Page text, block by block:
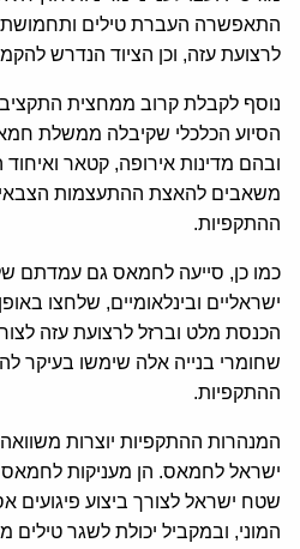
התאפשרה העברת טילים
לרצועת עזה, וכן הציוד הנדרש
נוסף לקבלת קרוב ממחצית
הסיוע הכלכלי שקיבלה ממשלת
ובהם מדינות אירופה, קטאר ואיחוד
משאבים להאצת ההתעצמות
ההתקפיות.
כמו כן, סייעה לחמאס גם עמדתם של
ישראליים ובינלאומיים, שלחצו
הכנסת מלט וברזל לרצועת עזה
שחומרי בנייה אלה שימשו בעיקר
ההתקפיות.
המנהרות ההתקפיות יוצרות
ישראל לחמאס. הן מעניקות
שטח ישראל לצורך ביצוע פיגועים
המוני, ובמקביל יכולת לשגר